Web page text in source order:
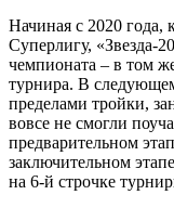
Начиная с 2020 года,
Суперлигу, «Звезда-
чемпионата – в том
турнира. В следующем
пределами тройки,
вовсе не смогли
предварительном
заключительном
на 6-й строчке